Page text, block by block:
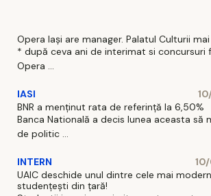
Opera Iași are manager. Palatul Culturii
* după ceva ani de interimat si concursuri
Opera ...
IASI
BNR a menținut rata de referință la 6,50%
Banca Natională a decis lunea aceasta să
de politic ...
INTERN
UAIC deschide unul dintre cele mai
studențești din țară!